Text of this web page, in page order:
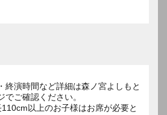
演時間など詳細は森ノ宮よしもと
ご確認ください。
以上のお子様はお席が必要と